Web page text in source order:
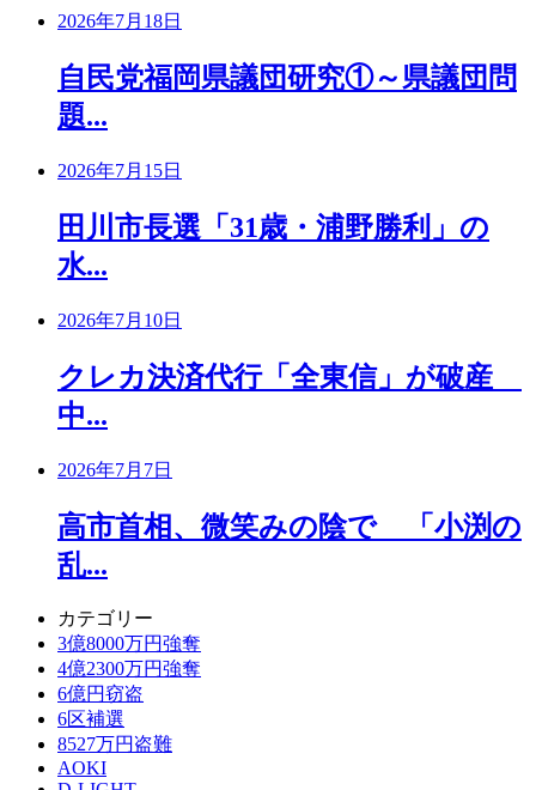
2026年7月18日
自民党福岡県議団研究①～県議団問
題...
2026年7月15日
田川市長選「31歳・浦野勝利」の
水...
2026年7月10日
クレカ決済代行「全東信」が破産
中...
2026年7月7日
高市首相、微笑みの陰で 「小渕の
乱...
カテゴリー
3億8000万円強奪
4億2300万円強奪
6億円窃盗
6区補選
8527万円盗難
AOKI